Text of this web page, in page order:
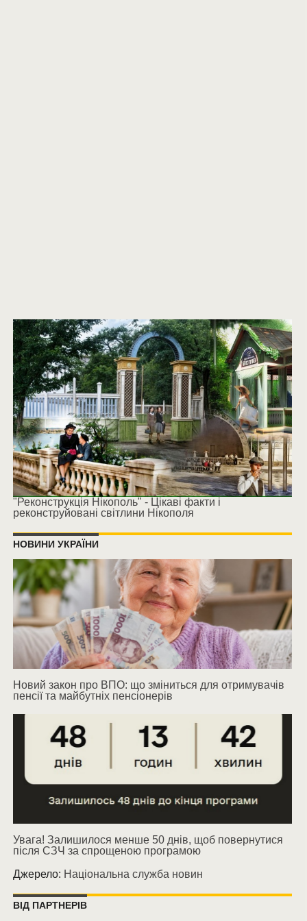
"Реконструкція Нікополь" - Цікаві факти і
реконструйовані світлини Нікополя
НОВИНИ УКРАЇНИ
Новий закон про ВПО: що зміниться для отримувачів
пенсії та майбутніх пенсіонерів
Увага! Залишилося менше 50 днів, щоб повернутися
після СЗЧ за спрощеною програмою
Джерело: Національна служба новин
ВІД ПАРТНЕРІВ